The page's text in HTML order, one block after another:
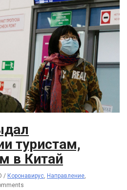
туристам,
в Китай
/ Коронавирус, Направление,